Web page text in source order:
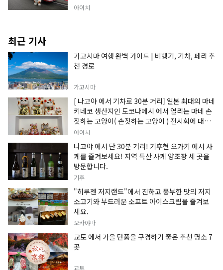
아이치
최근 기사
가고시마 여행 완벽 가이드 | 비행기, 기차, 페리 추
천 경로
가고시마
[ 나고야 에서 기차로 30분 거리] 일본 최대의 마네
키네코 생산지인 도코나메시 에서 열리는 마네 손
짓하는 고양이( 손짓하는 고양이 ) 전시회에 대한
정보입니다.
아이치
나고야 에서 단 30분 거리! 기후현 오가키 에서 사
케를 즐겨보세요! 지역 특산 사케 양조장 세 곳을
방문합니다.
기후
"히루젠 저지랜드"에서 진하고 풍부한 맛의 저지
소고기와 부드러운 소프트 아이스크림을 즐겨보
세요.
오카야마
교토 에서 가을 단풍을 구경하기 좋은 추천 명소 7
곳
교토